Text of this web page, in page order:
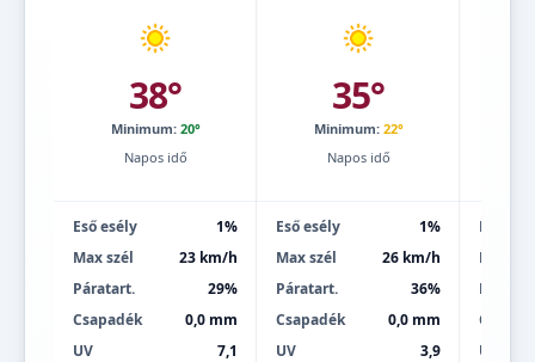
38°
Minimum: 20°
Napos idő
Eső esély
1%
Max szél
23 km/h
Páratart.
29%
Csapadék
0,0 mm
UV
7,1
35°
Minimum: 22°
Napos idő
Eső esély
1%
Max szél
26 km/h
Páratart.
36%
Csapadék
0,0 mm
UV
3,9
Eső
Max
UV